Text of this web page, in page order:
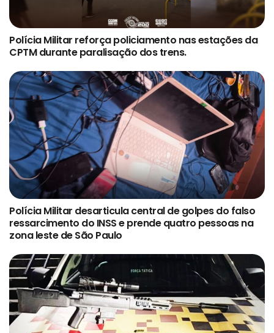
Polícia Militar reforça policiamento nas estações da
CPTM durante paralisação dos trens.
Polícia Militar desarticula central de golpes do falso
ressarcimento do INSS e prende quatro pessoas na
zona leste de São Paulo